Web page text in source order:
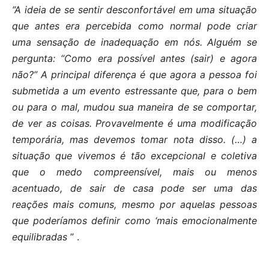
“A ideia de se sentir desconfortável em uma situação
que antes era percebida como normal pode criar
uma sensação de inadequação em nós. Alguém se
pergunta: “Como era possível antes (sair) e agora
não?” A principal diferença é que agora a pessoa foi
submetida a um evento estressante que, para o bem
ou para o mal, mudou sua maneira de se comportar,
de ver as coisas. Provavelmente é uma modificação
temporária, mas devemos tomar nota disso. (…) a
situação que vivemos é tão excepcional e coletiva
que o medo compreensível, mais ou menos
acentuado, de sair de casa pode ser uma das
reações mais comuns, mesmo por aquelas pessoas
que poderíamos definir como ‘mais emocionalmente
equilibradas ” .